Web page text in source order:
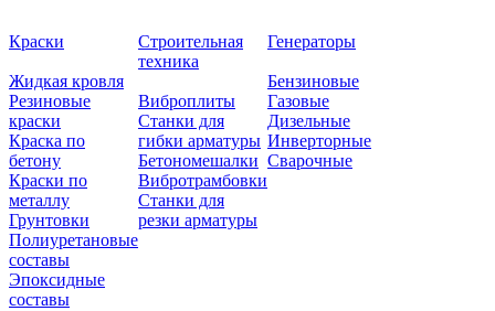
Краски
Жидкая кровля
Резиновые
краски
Краска по
бетону
Краски по
металлу
Грунтовки
Полиуретановые
составы
Эпоксидные
составы
Строительная
техника
Виброплиты
Станки для
гибки арматуры
Бетономешалки
Вибротрамбовки
Станки для
резки арматуры
Генераторы
Бензиновые
Газовые
Дизельные
Инверторные
Сварочные